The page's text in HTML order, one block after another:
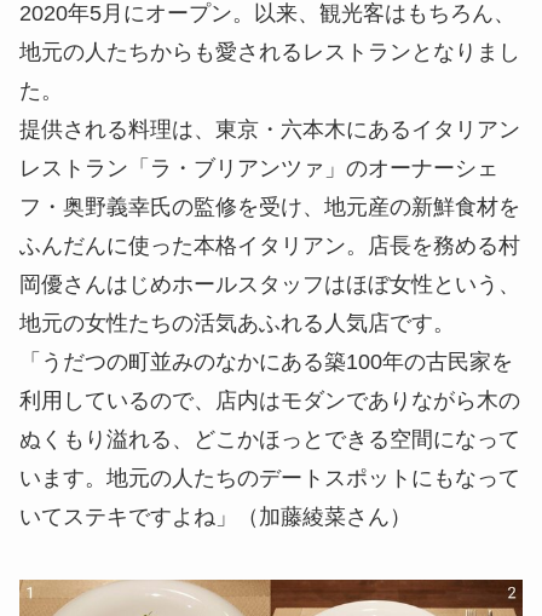
2020年5月にオープン。以来、観光客はもちろん、
地元の人たちからも愛されるレストランとなりまし
た。
提供される料理は、東京・六本木にあるイタリアン
レストラン「ラ・ブリアンツァ」のオーナーシェ
フ・奥野義幸氏の監修を受け、地元産の新鮮食材を
ふんだんに使った本格イタリアン。店長を務める村
岡優さんはじめホールスタッフはほぼ女性という、
地元の女性たちの活気あふれる人気店です。
「うだつの町並みのなかにある築100年の古民家を
利用しているので、店内はモダンでありながら木の
ぬくもり溢れる、どこかほっとできる空間になって
います。地元の人たちのデートスポットにもなって
いてステキですよね」（加藤綾菜さん）